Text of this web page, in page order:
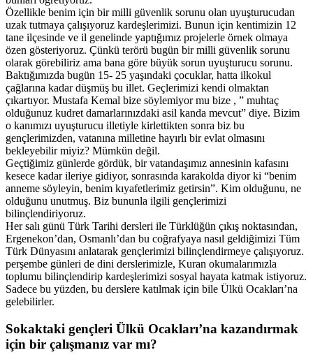
Özellikle benim için bir milli güvenlik sorunu olan uyuşturucudan
uzak tutmaya çalışıyoruz kardeşlerimizi. Bunun için kentimizin 12
tane ilçesinde ve il genelinde yaptığımız projelerle örnek olmaya
özen gösteriyoruz. Çünkü terörü bugün bir milli güvenlik sorunu
olarak görebiliriz ama bana göre büyük sorun uyuşturucu sorunu.
Baktığımızda bugün 15- 25 yaşındaki çocuklar, hatta ilkokul
çağlarına kadar düşmüş bu illet. Geçlerimizi kendi olmaktan
çıkartıyor. Mustafa Kemal bize söylemiyor mu bize , ” muhtaç
olduğunuz kudret damarlarınızdaki asil kanda mevcut” diye. Bizim
o kanımızı uyuşturucu illetiyle kirlettikten sonra biz bu
gençlerimizden, vatanına milletine hayırlı bir evlat olmasını
bekleyebilir miyiz? Mümkün değil.
Geçtiğimiz günlerde gördük, bir vatandaşımız annesinin kafasını
kesece kadar ileriye gidiyor, sonrasında karakolda diyor ki “benim
anneme söyleyin, benim kıyafetlerimiz getirsin”. Kim olduğunu, ne
olduğunu unutmuş. Biz bununla ilgili gençlerimizi
bilinçlendiriyoruz.
Her salı günü Türk Tarihi dersleri ile Türklüğün çıkış noktasından,
Ergenekon’dan, Osmanlı’dan bu coğrafyaya nasıl geldiğimizi Tüm
Türk Dünyasını anlatarak gençlerimizi bilinçlendirmeye çalışıyoruz.
perşembe günleri de dini derslerimizle, Kuran okumalarımızla
toplumu bilinçlendirip kardeşlerimizi sosyal hayata katmak istiyoruz.
Sadece bu yüzden, bu derslere katılmak için bile Ülkü Ocakları’na
gelebilirler.
Sokaktaki gençleri Ülkü Ocakları’na kazandırmak
için bir çalışmanız var mı?